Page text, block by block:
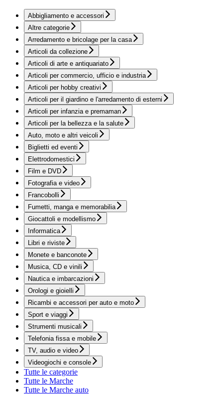
Abbigliamento e accessori
Altre categorie
Arredamento e bricolage per la casa
Articoli da collezione
Articoli di arte e antiquariato
Articoli per commercio, ufficio e industria
Articoli per hobby creativi
Articoli per il giardino e l'arredamento di esterni
Articoli per infanzia e premaman
Articoli per la bellezza e la salute
Auto, moto e altri veicoli
Biglietti ed eventi
Elettrodomestici
Film e DVD
Fotografia e video
Francobolli
Fumetti, manga e memorabilia
Giocattoli e modellismo
Informatica
Libri e riviste
Monete e banconote
Musica, CD e vinili
Nautica e imbarcazioni
Orologi e gioielli
Ricambi e accessori per auto e moto
Sport e viaggi
Strumenti musicali
Telefonia fissa e mobile
TV, audio e video
Videogiochi e console
Tutte le categorie
Tutte le Marche
Tutte le Marche auto